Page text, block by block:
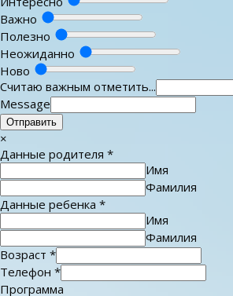
Важно
Полезно
Неожиданно
Ново
Считаю важным отметить...
Message
Отправить
×
Данные родителя *
Имя
Фамилия
Данные ребенка *
Имя
Фамилия
Возраст *
Телефон *
Программа